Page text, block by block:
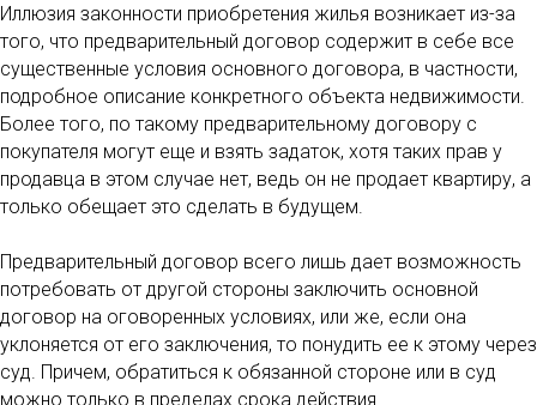
Иллюзия законности приобретения жилья возникает из-за
того, что предварительный договор содержит в себе все
существенные условия основного договора, в частности,
подробное описание конкретного объекта недвижимости.
Более того, по такому предварительному договору с
покупателя могут еще и взять задаток, хотя таких прав у
продавца в этом случае нет, ведь он не продает квартиру, а
только обещает это сделать в будущем.
Предварительный договор всего лишь дает возможность
потребовать от другой стороны заключить основной
договор на оговоренных условиях, или же, если она
уклоняется от его заключения, то понудить ее к этому через
суд. Причем, обратиться к обязанной стороне или в суд
можно только в пределах срока действия